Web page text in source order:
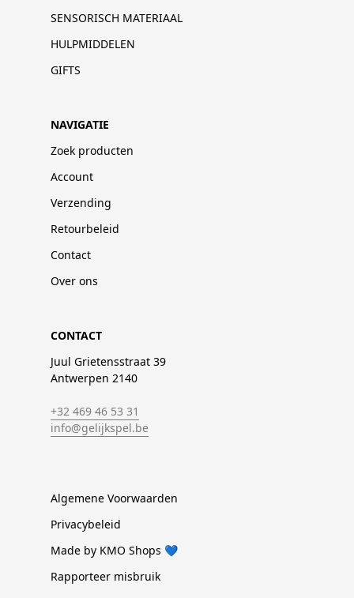
SENSORISCH MATERIAAL
HULPMIDDELEN
GIFTS
NAVIGATIE
Zoek producten
Account
Verzending
Retourbeleid
Contact
Over ons
CONTACT
Juul Grietensstraat 39
Antwerpen 2140
+32 469 46 53 31
info@gelijkspel.be
Algemene Voorwaarden
Privacybeleid
Made by KMO Shops 💙
Rapporteer misbruik